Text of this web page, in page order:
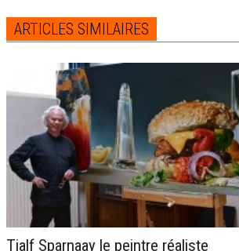
ARTICLES SIMILAIRES
Tjalf Sparnaay le peintre réaliste